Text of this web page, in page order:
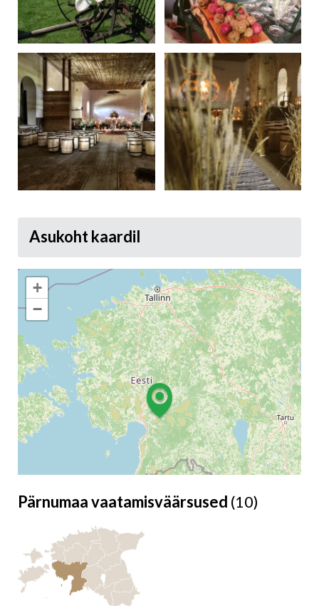
Asukoht kaardil
+
−
Pärnumaa vaatamisväärsused (10)